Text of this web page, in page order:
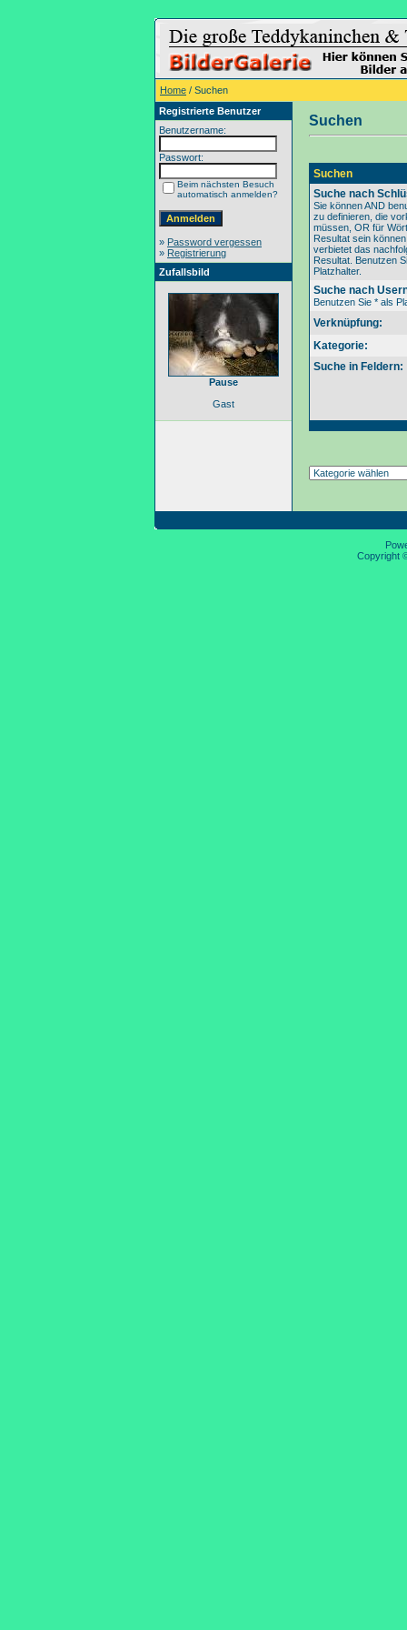
Home / Suchen
Registrierte Benutzer
Benutzername:
Passwort:
Beim nächsten Besuch
automatisch anmelden?
» Password vergessen
» Registrierung
Zufallsbild
Pause
Gast
Suchen
Suchen
Suche nach
Sie können AND
zu definieren, die
müssen, OR für
Resultat sein
verbietet das
Resultat. Benutzen
Platzhalter.
Suche nach
Benutzen Sie * als
Verknüpfung:
Kategorie:
Suche in Feldern:
Copyright